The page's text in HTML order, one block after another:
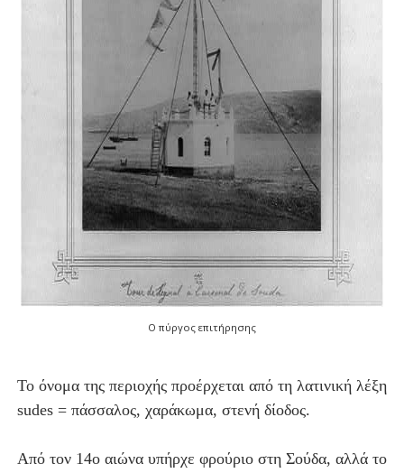
Ο πύργος επιτήρησης
Το όνομα της περιοχής προέρχεται από τη λατινική λέξη
sudes = πάσσαλος, χαράκωμα, στενή δίοδος.
Από τον 14ο αιώνα υπήρχε φρούριο στη Σούδα, αλλά το